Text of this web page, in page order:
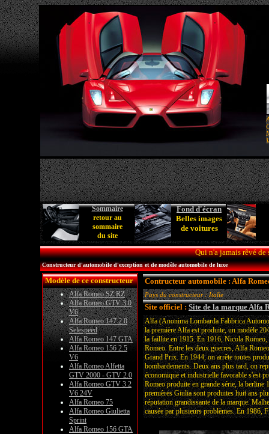
Sommaire
retour au
sommaire
du site
Fond d'écran
Belles images
de voitures
Qui n'a jamais rêvé de
Constructeur d'automobile d'exception et de modèle automobile de luxe
Modèle de ce constructeur
Alfa Romeo SZ RZ
Alfa Romeo GTV 3.0
V6
Alfa Romeo 147 2.0
Selespeed
Alfa Romeo 147 GTA
Alfa Romeo 156 2.5
V6
Alfa Romeo Alfetta
GTV 2000 - GTV 2.0
Alfa Romeo GTV 3.2
V6 24V
Alfa Romeo 75
Alfa Romeo Giulietta
Sprint
Alfa Romeo 156 GTA
Contructeur automobile : Alfa
Pays du constructeur : Italie
Site officiel : Site de la marque Alfa
Alfa (Anonima Lombarda Fabbrica
la première Alfa est produite, un modèle
la faillite en 1915. En 1916, Nicola
Romeo. Entre les deux guerres, Alfa
Grand Prix. En 1944, on arrête toutes
bombardements. Deux ans plus tard, on
économique et industrielle favorable s'est
Romeo produite en grande série, la berline
premières Giulia sont produites huit ans
réputation grandissante de la marque.
causée par plusieurs problèmes. En 1986,